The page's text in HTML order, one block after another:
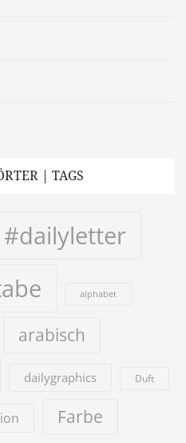
| TAGS
#dailyletter
alphabet
arabisch
dailygraphics Duft
Farbe